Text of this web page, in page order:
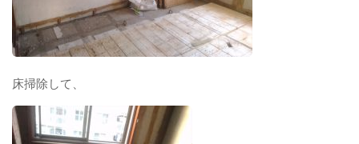
床掃除して、